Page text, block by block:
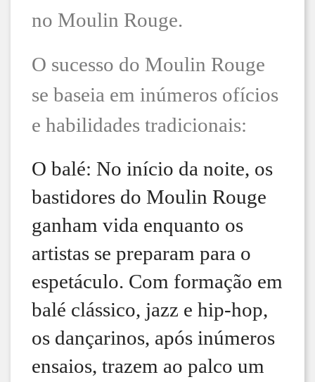
no Moulin Rouge.
O sucesso do Moulin Rouge
se baseia em inúmeros ofícios
e habilidades tradicionais:
O balé: No início da noite, os
bastidores do Moulin Rouge
ganham vida enquanto os
artistas se preparam para o
espetáculo. Com formação em
balé clássico, jazz e hip-hop,
os dançarinos, após inúmeros
ensaios, trazem ao palco um